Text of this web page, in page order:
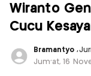
Wiranto
Cucu
Bramantyo,
Jum'at, 16